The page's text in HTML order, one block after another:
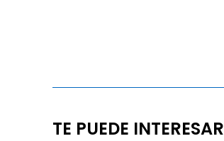
TE PUEDE INTERESAR